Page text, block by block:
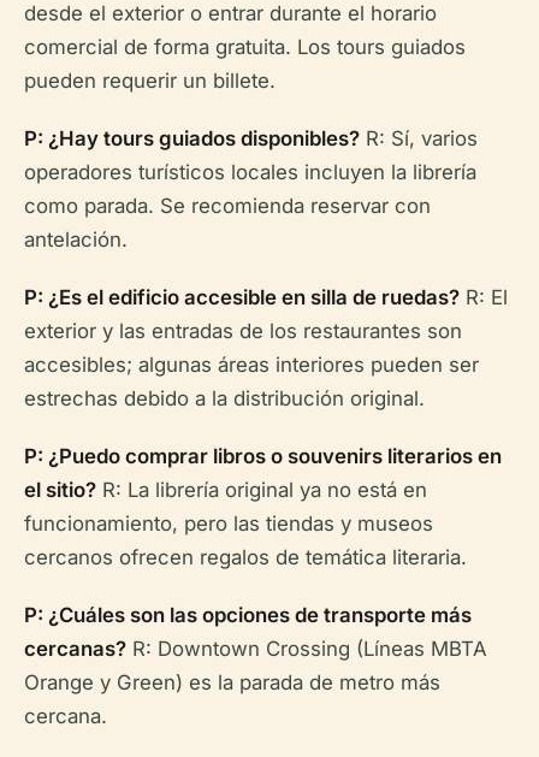
desde el exterior o entrar durante el horario
comercial de forma gratuita. Los tours guiados
pueden requerir un billete.
P: ¿Hay tours guiados disponibles? R: Sí, varios
operadores turísticos locales incluyen la librería
como parada. Se recomienda reservar con
antelación.
P: ¿Es el edificio accesible en silla de ruedas? R: El
exterior y las entradas de los restaurantes son
accesibles; algunas áreas interiores pueden ser
estrechas debido a la distribución original.
P: ¿Puedo comprar libros o souvenirs literarios en
el sitio? R: La librería original ya no está en
funcionamiento, pero las tiendas y museos
cercanos ofrecen regalos de temática literaria.
P: ¿Cuáles son las opciones de transporte más
cercanas? R: Downtown Crossing (Líneas MBTA
Orange y Green) es la parada de metro más
cercana.